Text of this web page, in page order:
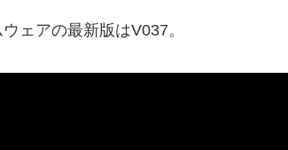
ェアの最新版はV037。